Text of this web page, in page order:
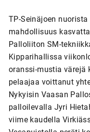
TP-Seinäjoen
mahdollisuus
Palloliiton SM-
Kipparihallissa
oranssi-mustia värejä
pelaajaa voittanut
Nykyisin Vaasan
palloilevalla Jyri
viime kaudella